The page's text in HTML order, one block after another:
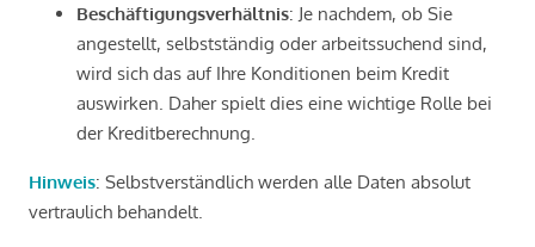
Beschäftigungsverhältnis: Je nachdem, ob Sie
angestellt, selbstständig oder arbeitssuchend sind,
wird sich das auf Ihre Konditionen beim Kredit
auswirken. Daher spielt dies eine wichtige Rolle bei
der Kreditberechnung.
Hinweis: Selbstverständlich werden alle Daten absolut
vertraulich behandelt.